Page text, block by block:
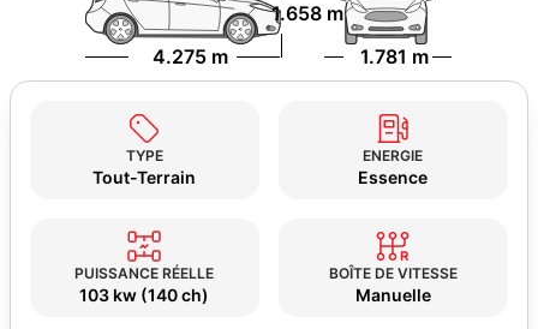
4.275 m 1.781 m
1.658 m
TYPE
Tout-Terrain
ENERGIE
Essence
PUISSANCE RÉELLE
103 kw (140 ch)
BOÎTE DE VITESSE
Manuelle